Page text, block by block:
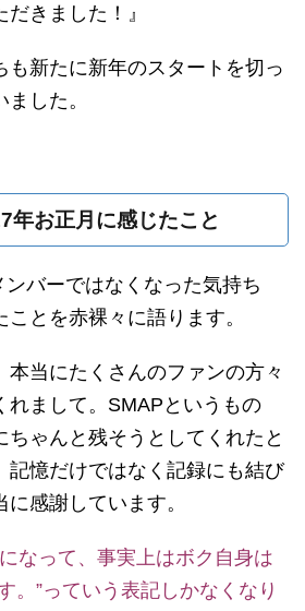
きました！』
も新たに新年のスタートを切っ
した。
年お正月に感じたこと
バーではなくなった気持ち
とを赤裸々に語ります。
本当にたくさんのファンの方々
れまして。SMAPというもの
ちゃんと残そうとしてくれたと
憶だけではなく記録にも結び
感謝しています。
なって、事実上はボク自身は
。”っていう表記しかなくなり